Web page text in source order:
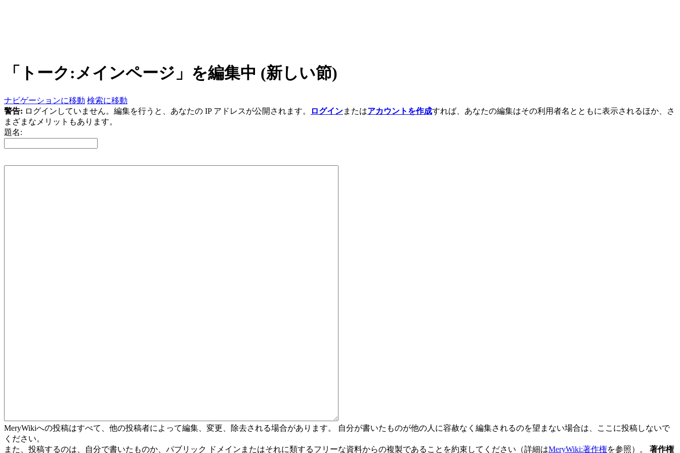
「 トーク:メインページ 」を編集中 (新しい節)
ナビゲーションに移動 検索に移動
警告: ログインしていません。編集を行うと、あなたの IP アドレスが公開されます。 ログインまたはアカウントを作成すれば、あなたの編集はその利用者名とともに表示されるほか、さ
まざまなメリットもあります。
題名:
MeryWikiへの投稿はすべて、他の投稿者によって編集、変更、除去される場合があります。 自分が書いたものが他の人に容赦なく編集されるのを望まない場合は、ここに投稿しないで
ください。
また、投稿するのは、自分で書いたものか、パブリック ドメインまたはそれに類するフリーな資料からの複製であることを約束してください（詳細はMeryWiki:著作権を参照）。 著作権